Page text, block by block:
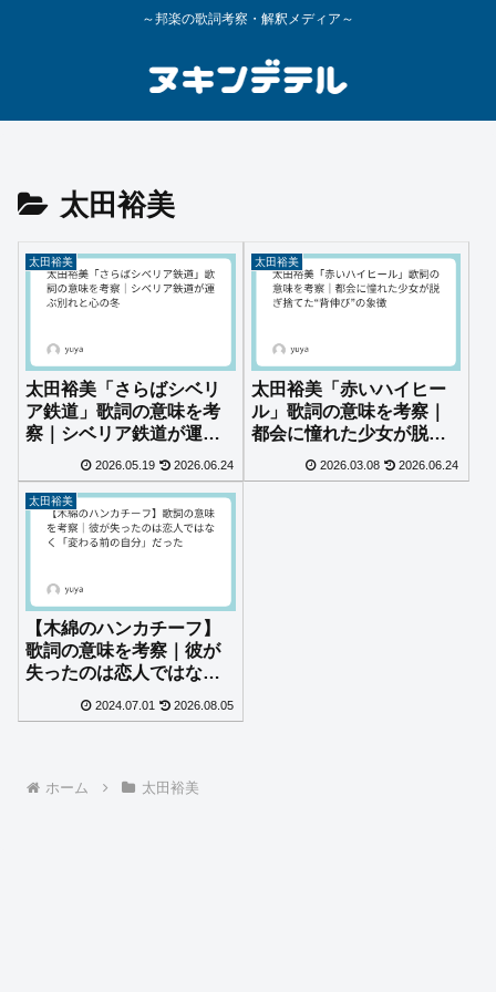
～邦楽の歌詞考察・解釈メディア～
太田裕美
太田裕美
太田裕美「さらばシベリ
ア鉄道」歌詞の意味を考
察｜シベリア鉄道が運ぶ
別れと心の冬
2026.05.19 2026.06.24
太田裕美
太田裕美「赤いハイヒー
ル」歌詞の意味を考察｜
都会に憧れた少女が脱ぎ
捨てた“背伸び”の象徴
2026.03.08 2026.06.24
太田裕美
【木綿のハンカチーフ】
歌詞の意味を考察｜彼が
失ったのは恋人ではなく
た
2024.07.01 2026.08.05
ホーム 太田裕美